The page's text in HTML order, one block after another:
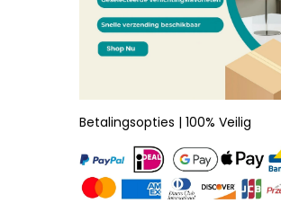
Betalingsopties | 100% Veilig